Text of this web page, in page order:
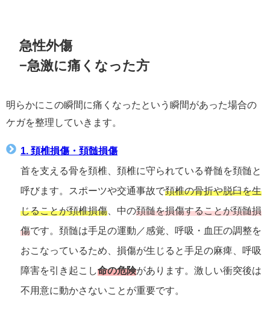
急性外傷
−急激に痛くなった方
明らかにこの瞬間に痛くなったという瞬間があった場合の
ケガを整理していきます。
1. 頚椎損傷・頚髄損傷
首を支える骨を頚椎、頚椎に守られている脊髄を頚髄と
呼びます。スポーツや交通事故で頚椎の骨折や脱臼を生
じることが頚椎損傷 、中の頚髄を損傷することが頚髄損
傷です。頚髄は手足の運動／感覚、呼吸・血圧の調整を
おこなっているため、損傷が生じると手足の麻痺、呼吸
障害を引き起こし命の危険があります。激しい衝突後は
不用意に動かさないことが重要です。